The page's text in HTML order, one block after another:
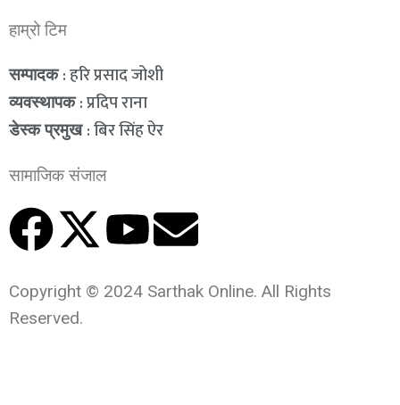
हाम्रो टिम
सम्पादक: हरि प्रसाद जोशी
व्यवस्थापक: प्रदिप राना
डेस्क प्रमुख : बिर सिंह ऐर
सामाजिक संजाल
Copyright © 2024 Sarthak Online. All Rights
Reserved.